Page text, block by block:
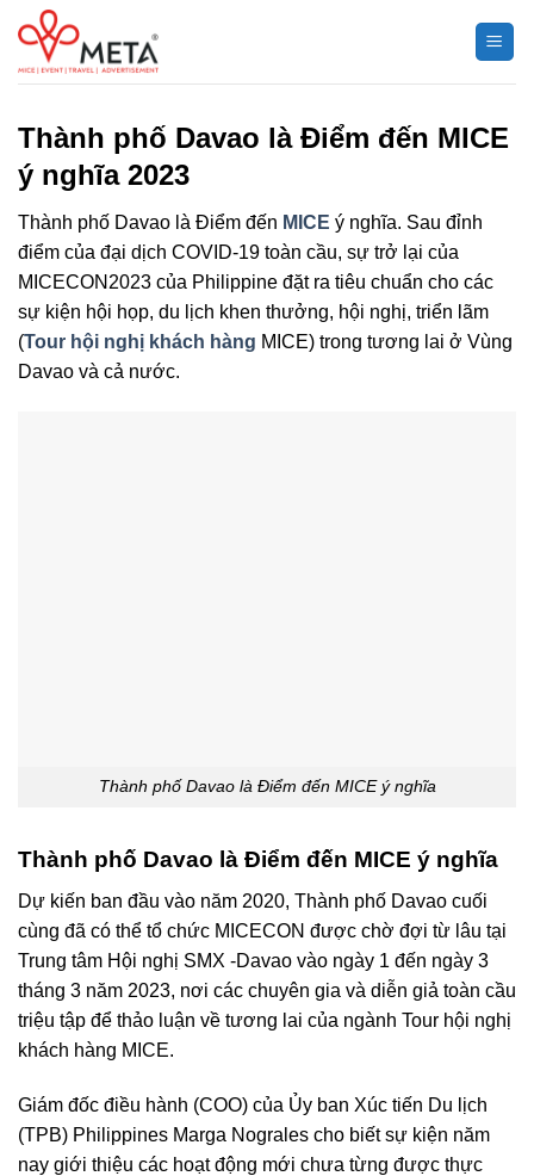
Chuyển
đến
nội
Thành phố Davao là Điểm đến MICE
ý nghĩa 2023
Thành phố Davao là Điểm đến MICE ý nghĩa. Sau đỉnh
điểm của đại dịch COVID-19 toàn cầu, sự trở lại của
MICECON2023 của Philippine đặt ra tiêu chuẩn cho các
sự kiện hội họp, du lịch khen thưởng, hội nghị, triển lãm
(Tour hội nghị khách hàng MICE) trong tương lai ở Vùng
Davao và cả nước.
Thành phố Davao là Điểm đến MICE ý nghĩa
Thành phố Davao là Điểm đến MICE ý nghĩa
Dự kiến ban đầu vào năm 2020, Thành phố Davao cuối
cùng đã có thể tổ chức MICECON được chờ đợi từ lâu tại
Trung tâm Hội nghị SMX -Davao vào ngày 1 đến ngày 3
tháng 3 năm 2023, nơi các chuyên gia và diễn giả toàn cầu
triệu tập để thảo luận về tương lai của ngành Tour hội nghị
khách hàng MICE.
Giám đốc điều hành (COO) của Ủy ban Xúc tiến Du lịch
(TPB) Philippines Marga Nograles cho biết sự kiện năm
nay giới thiệu các hoạt động mới chưa từng được thực